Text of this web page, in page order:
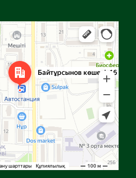
навигация, орындарды іздеу